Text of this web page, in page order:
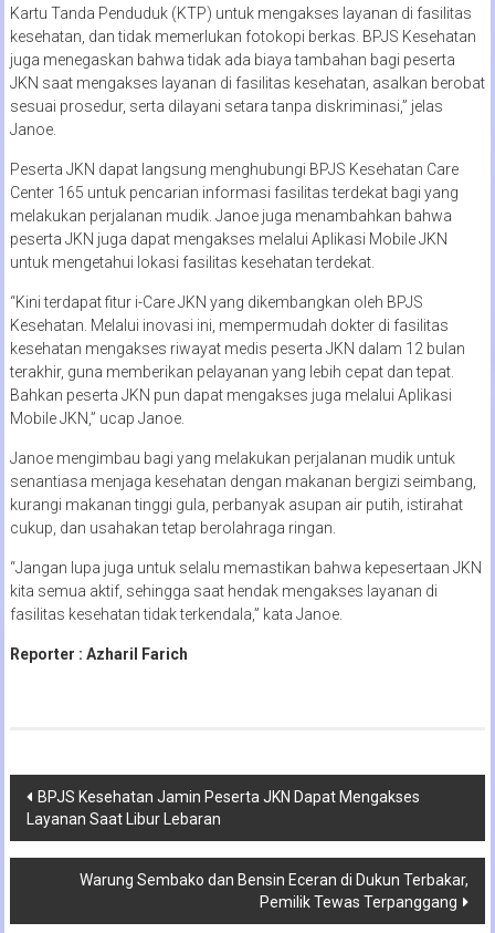
Kartu Tanda Penduduk (KTP) untuk mengakses layanan di fasilitas
kesehatan, dan tidak memerlukan fotokopi berkas. BPJS Kesehatan
juga menegaskan bahwa tidak ada biaya tambahan bagi peserta
JKN saat mengakses layanan di fasilitas kesehatan, asalkan berobat
sesuai prosedur, serta dilayani setara tanpa diskriminasi,” jelas
Janoe.
Peserta JKN dapat langsung menghubungi BPJS Kesehatan Care
Center 165 untuk pencarian informasi fasilitas terdekat bagi yang
melakukan perjalanan mudik. Janoe juga menambahkan bahwa
peserta JKN juga dapat mengakses melalui Aplikasi Mobile JKN
untuk mengetahui lokasi fasilitas kesehatan terdekat.
“Kini terdapat fitur i-Care JKN yang dikembangkan oleh BPJS
Kesehatan. Melalui inovasi ini, mempermudah dokter di fasilitas
kesehatan mengakses riwayat medis peserta JKN dalam 12 bulan
terakhir, guna memberikan pelayanan yang lebih cepat dan tepat.
Bahkan peserta JKN pun dapat mengakses juga melalui Aplikasi
Mobile JKN,” ucap Janoe.
Janoe mengimbau bagi yang melakukan perjalanan mudik untuk
senantiasa menjaga kesehatan dengan makanan bergizi seimbang,
kurangi makanan tinggi gula, perbanyak asupan air putih, istirahat
cukup, dan usahakan tetap berolahraga ringan.
“Jangan lupa juga untuk selalu memastikan bahwa kepesertaan JKN
kita semua aktif, sehingga saat hendak mengakses layanan di
fasilitas kesehatan tidak terkendala,” kata Janoe.
Reporter : Azharil Farich
Navigasi
pos
BPJS Kesehatan Jamin Peserta JKN Dapat Mengakses
Layanan Saat Libur Lebaran
Warung Sembako dan Bensin Eceran di Dukun Terbakar,
Pemilik Tewas Terpanggang